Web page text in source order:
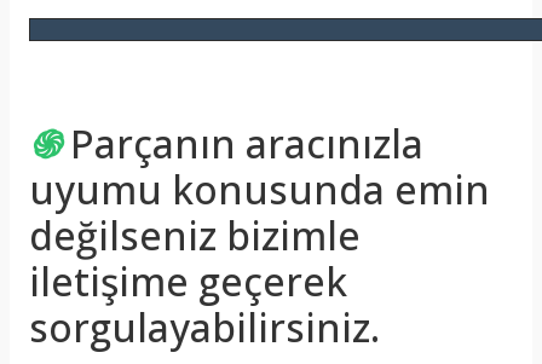
֍ Parçanın aracınızla
uyumu konusunda emin
değilseniz bizimle
iletişime geçerek
sorgulayabilirsiniz.